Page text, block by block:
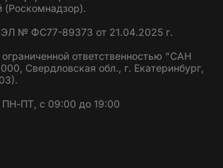
(Роскомнадзор).
ЭЛ № ФС77-89373 от 21.04.2025 г.
ответственностью "САН
Свердловская обл., г. Екатеринбург,
ПН-ПТ, с 09:00 до 19:00